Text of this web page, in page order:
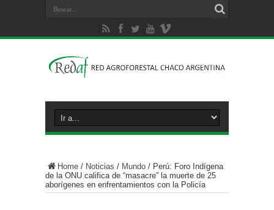
Home / Noticias / Mundo / Perú: Foro Indígena
de la ONU califica de “masacre” la muerte de 25
aborígenes en enfrentamientos con la Policía